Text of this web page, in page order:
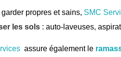
propres et sains, SMC
les sols : auto-laveuses,
assure également le